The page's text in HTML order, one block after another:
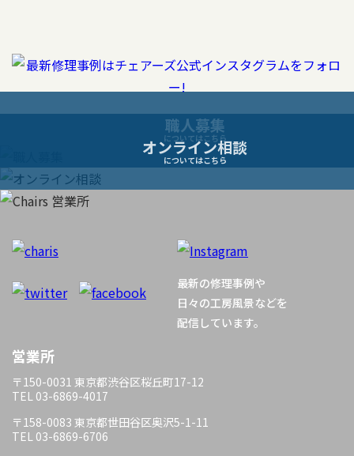
ゲ
ー
シ
ョ
ン
職人募集
についてはこちら
オンライン相談
についてはこちら
最新の修理事例や
日々の工房風景などを
配信しています。
営業所
〒150-0031 東京都渋谷区桜丘町17-12
TEL 03-6869-4017
〒158-0083 東京都世田谷区奥沢5-1-11
TEL 03-6869-6706